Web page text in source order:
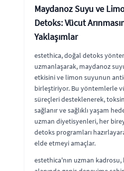
Maydanoz Suyu ve
Detoks: Vücut
Yaklaşımlar
estethica, doğal detoks
uzmanlaşarak, maydanoz
etkisini ve limon suyunun
birleştiriyor. Bu yöntemlerle
süreçleri desteklenerek,
sağlanır ve sağlıklı yaşam
uzman diyetisyenleri, her
detoks programları
elde etmeyi amaçlar.
estethica'nın uzman